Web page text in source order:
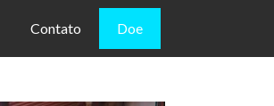
Contato Doe